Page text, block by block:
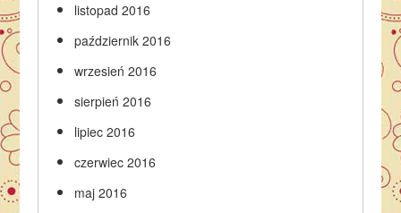
listopad 2016
październik 2016
wrzesień 2016
sierpień 2016
lipiec 2016
czerwiec 2016
maj 2016